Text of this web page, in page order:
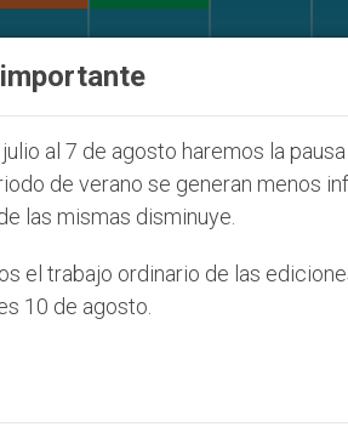
al 7 de agosto haremos la
de verano se generan menos
las mismas disminuye.
el trabajo ordinario de las
10 de agosto.